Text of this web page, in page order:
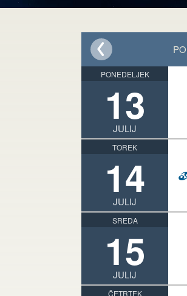
PONEDELJEK
13
JULIJ
TOREK
14
JULIJ
SREDA
15
JULIJ
ČETRTEK